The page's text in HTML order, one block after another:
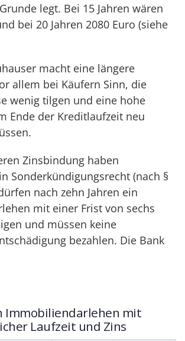
legt. Bei 15 Jahren wären
bei 20 Jahren 2080 Euro (siehe
macht eine längere
allem bei Käufern Sinn, die
wenig tilgen und eine hohe
Ende der Kreditlaufzeit neu
Zinsbindung haben
Sonderkündigungsrecht (nach §
nach zehn Jahren ein
mit einer Frist von sechs
und müssen keine
bezahlen. Die Bank
Immobiliendarlehen mit
Laufzeit und Zins